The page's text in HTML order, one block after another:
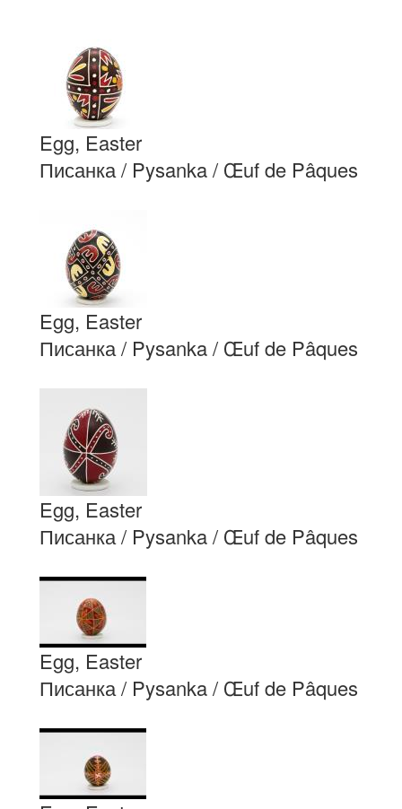
Egg, Easter
Писанка / Pysanka / Œuf de Pâques
Egg, Easter
Писанка / Pysanka / Œuf de Pâques
Egg, Easter
Писанка / Pysanka / Œuf de Pâques
Egg, Easter
Писанка / Pysanka / Œuf de Pâques